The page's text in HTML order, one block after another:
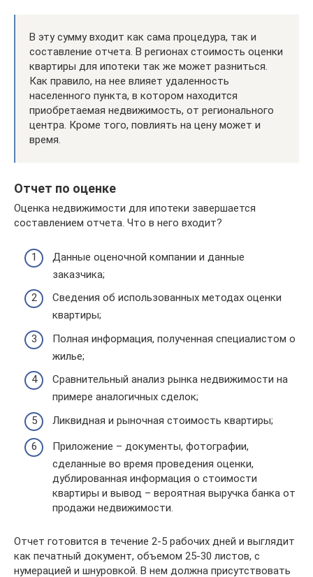
В эту сумму входит как сама процедура, так и
составление отчета. В регионах стоимость оценки
квартиры для ипотеки так же может разниться.
Как правило, на нее влияет удаленность
населенного пункта, в котором находится
приобретаемая недвижимость, от регионального
центра. Кроме того, повлиять на цену может и
время.
Отчет по оценке
Оценка недвижимости для ипотеки завершается
составлением отчета. Что в него входит?
Данные оценочной компании и данные
заказчика;
Сведения об использованных методах оценки
квартиры;
Полная информация, полученная специалистом о
жилье;
Сравнительный анализ рынка недвижимости на
примере аналогичных сделок;
Ликвидная и рыночная стоимость квартиры;
Приложение – документы, фотографии,
сделанные во время проведения оценки,
дублированная информация о стоимости
квартиры и вывод – вероятная выручка банка от
продажи недвижимости.
Отчет готовится в течение 2-5 рабочих дней и выглядит
как печатный документ, объемом 25-30 листов, с
нумерацией и шнуровкой. В нем должна присутствовать